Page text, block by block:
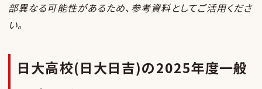
部異なる可能性があるため、参考資料としてご活用くださ
い。
日大高校(日大日吉)の2025年度一般